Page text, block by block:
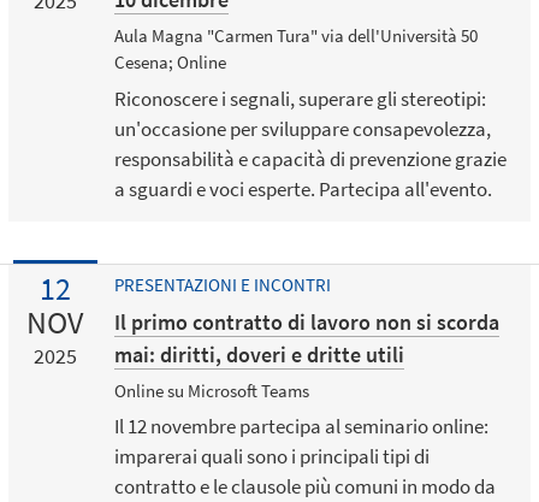
Aula Magna "Carmen Tura" via dell'Università 50
Cesena; Online
Riconoscere i segnali, superare gli stereotipi:
un'occasione per sviluppare consapevolezza,
responsabilità e capacità di prevenzione grazie
a sguardi e voci esperte. Partecipa all'evento.
12
NOV
2025
PRESENTAZIONI E INCONTRI
Il primo contratto di lavoro non si scorda
mai: diritti, doveri e dritte utili
Online su Microsoft Teams
Il 12 novembre partecipa al seminario online:
imparerai quali sono i principali tipi di
contratto e le clausole più comuni in modo da